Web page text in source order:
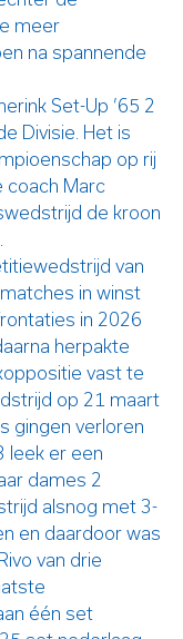
meer
na spannende
Set-Up ’65 2
Divisie. Het is
op rij
coach Marc
de kroon
van
in winst
in 2026
herpakte
vast te
op 21 maart
gingen verloren
leek er een
dames 2
alsnog met 3-
en daardoor was
van drie
één set